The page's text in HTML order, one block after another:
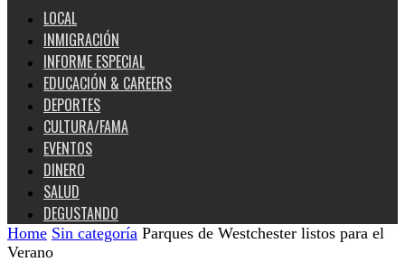
LOCAL
INMIGRACIÓN
INFORME ESPECIAL
EDUCACIÓN & CAREERS
DEPORTES
CULTURA/FAMA
EVENTOS
DINERO
SALUD
DEGUSTANDO
Home Sin categoría Parques de Westchester listos para el
Verano